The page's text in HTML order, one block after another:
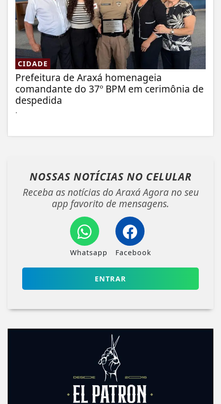
CIDADE
Prefeitura de Araxá homenageia
comandante do 37º BPM em cerimônia de
despedida
.
NOSSAS NOTÍCIAS NO CELULAR
Receba as notícias do Araxá Agora no seu
app favorito de mensagens.
Whatsapp Facebook
ENTRAR